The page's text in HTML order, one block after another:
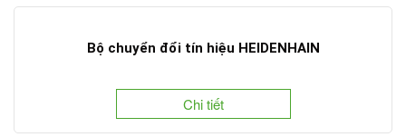
Bộ chuyển đổi tín hiệu HEIDENHAIN
Chi tiết